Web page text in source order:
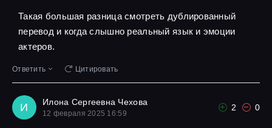
Такая большая разница смотреть дублированный
перевод и когда слышно реальный язык и эмоции
актеров.
Ответить Цитировать
И Илона Сергеевна Чехова
12 февраля 2025 16:59
2 0